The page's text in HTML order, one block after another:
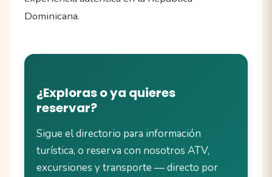
Dominicana.
¿Exploras o ya quieres
reservar?
Sigue el directorio para información
turística, o reserva con nosotros ATV,
excursiones y transporte — directo por